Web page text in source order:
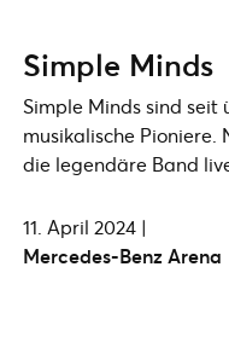
Simple Minds
Simple Minds sind seit
musikalische Pioniere.
die legendäre Band
11. April 2024 |
Mercedes-Benz Arena